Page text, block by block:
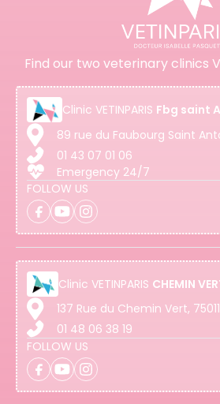
Find our two veterinary clinics
Clinic VETINPARIS Fbg saint
89 rue du Faubourg Saint
01 43 07 01 06
Emergency 24/7
FOLLOW US
Clinic VETINPARIS CHEMIN
137 Rue du Chemin Vert,
01 48 06 38 19
FOLLOW US